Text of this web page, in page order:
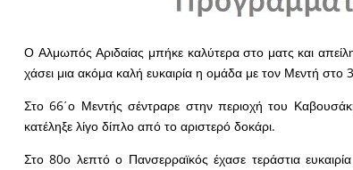
Ο Αλμωπός Αριδαίας μπήκε καλύτερα στο ματς και
χάσει μια ακόμα καλή ευκαιρία η ομάδα με τον Μεντή στο
Στο 66΄ο Μεντής σέντραρε στην περιοχή του
κατέληξε λίγο δίπλο από το αριστερό δοκάρι.
Στο 80ο λεπτό ο Πανσερραϊκός έχασε τεράστια